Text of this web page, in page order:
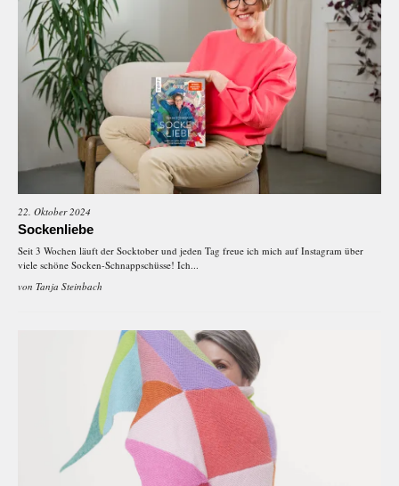
22. Oktober 2024
Sockenliebe
Seit 3 Wochen läuft der Socktober und jeden Tag freue ich mich auf Instagram über
viele schöne Socken-Schnappschüsse! Ich...
von Tanja Steinbach